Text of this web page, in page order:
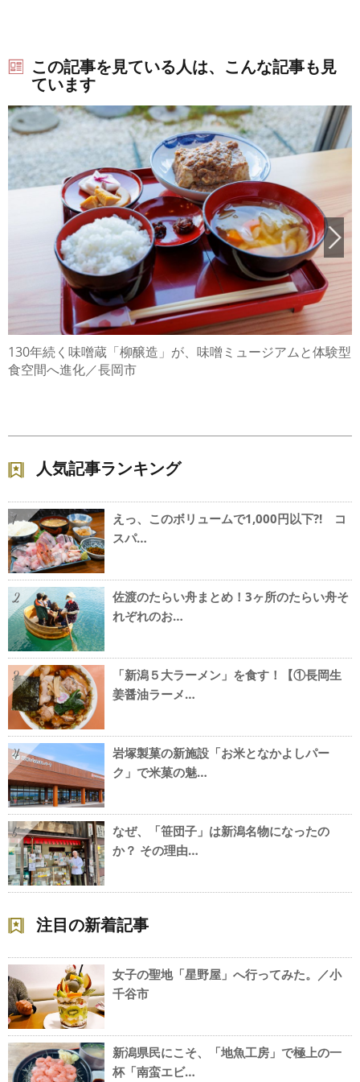
この記事を見ている人は、こんな記事も見
ています
130年続く味噌蔵「柳醸造」が、味噌ミュージアムと体験型
食空間へ進化／長岡市
人気記事ランキング
1
えっ、このボリュームで1,000円以下?! コ
スパ…
2
佐渡のたらい舟まとめ！3ヶ所のたらい舟そ
れぞれのお…
3
「新潟５大ラーメン」を食す！【①長岡生
姜醤油ラーメ…
4
岩塚製菓の新施設「お米となかよしパー
ク」で米菓の魅…
5
なぜ、「笹団子」は新潟名物になったの
か？ その理由…
注目の新着記事
女子の聖地「星野屋」へ行ってみた。／小
千谷市
新潟県民にこそ、「地魚工房」で極上の一
杯「南蛮エビ…